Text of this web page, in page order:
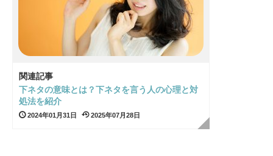
関連記事
下ネタの意味とは？下ネタを言う人の心理と対
処法を紹介
2024年01月31日 2025年07月28日